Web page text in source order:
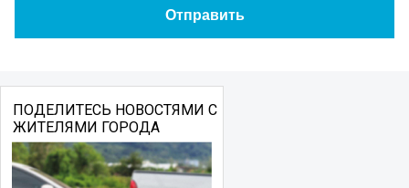
ПОДЕЛИТЕСЬ НОВОСТЯМИ С
ЖИТЕЛЯМИ ГОРОДА